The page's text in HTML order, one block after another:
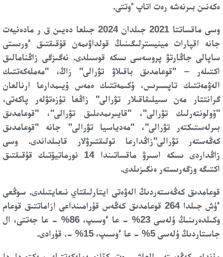
ەكەنىن بىرنەشە رەت اتاپ ءوتتى.
وسى ماقساتتا 2021 جىلدان 2024 جىلعا دەيىن ق ر مادەنيەت
جانە اقپارات مينيسترلىگىنىڭ قولداۋىمەن قۇقىقتىق ءورىستى
ساپالى جاڭارتۋ پروسەسى ىسكە قوسىلدى. نەگىزگى زاڭنامالىق
اكتىلەر – "قوعامدىق باقىلاۋ تۋرالى" زاڭ، "مەملەكەتتىك
الەۋمەتتىك تاپسىرىس، ۇكىمەتتىك ەمەس ۇيىمدارعا ارنالعان
گرانتتار مەن سىيلىقاقىلار تۋرالى" زاڭعا تۇزەتۋلەر پاكەتى،
"ۆولونتەرلىك تۋرالى"، "قايىرىمدىلىق تۋرالى"، "قوعامدىق
بىرلەستىكتەر تۋرالى"، "مەدياسيا تۋرالى" جانە "قوعامدىق
كەڭەستەر تۋرالى"زاڭدارعا تولىقتىرۋلار قابىلداندى. وسى
زاڭداردى ىسكە اسىرۋ ماقساتىندا 14 نورماتيۆتىك قۇقىقتىق
اكتىگە وزگەرىستەر ەنگىزىلدى.
قوعامدىق كەڭەستەردىڭ الەۋەتى ايتارلىقتاي نىعايتىلدى. سوڭعى
ءۇش جىلدا 264 قوعامدىق كەڭەس قۇرامىنداعى ازاماتتىق قوعام
وكىلدەرىنىڭ ۇلەسى 23% - عا ءوسىپ، 86% - عا جەتتى، ال
جاستاردىڭ ۇلەسى 5% - عا ءوسىپ، 15% -. قۇرادى.